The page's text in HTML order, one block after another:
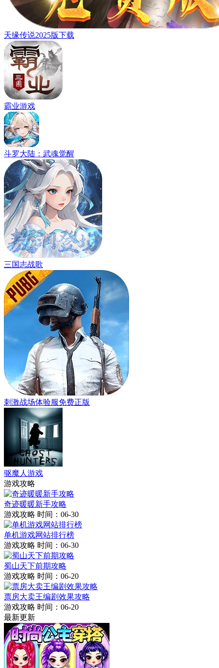
天缘传说2025版下载
霸业游戏
斗罗大陆：武魂觉醒
三国志战歌
刺激战场体验服免费正版
驱魔人游戏
游戏攻略
奇迹暖暖新手攻略
游戏攻略 时间：06-30
单机游戏网站排行榜
游戏攻略 时间：06-30
蜀山天下前期攻略
游戏攻略 时间：06-20
票房大卖王编剧效果攻略
游戏攻略 时间：06-20
最新更新